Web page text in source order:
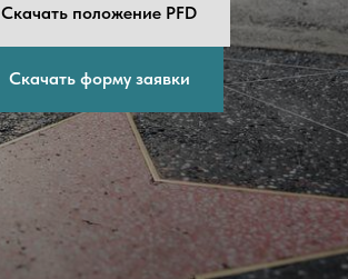
Скачать положение PFD
Скачать форму заявки